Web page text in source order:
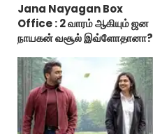
Jana Nayagan Box
Office : 2 வாரம் ஆகியும் ஜன
நாயகன் வசூல் இவ்ளோதானா?